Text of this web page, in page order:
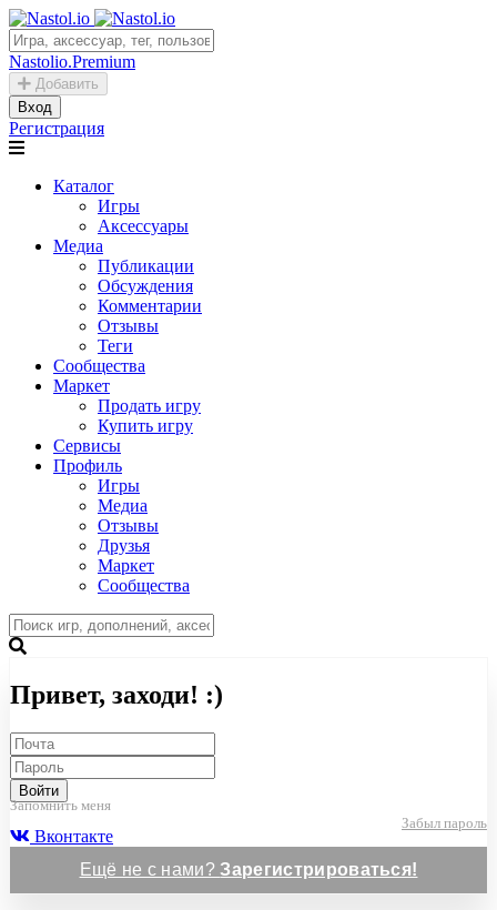
Nastolio.Premium
Добавить
Вход
Регистрация
Каталог
Игры
Аксессуары
Медиа
Публикации
Обсуждения
Комментарии
Отзывы
Теги
Сообщества
Маркет
Продать игру
Купить игру
Сервисы
Профиль
Игры
Медиа
Отзывы
Друзья
Маркет
Сообщества
Привет, заходи! :)
Войти
Запомнить меня
Забыл пароль
Вконтакте
Ещё не с нами?Зарегистрироваться!